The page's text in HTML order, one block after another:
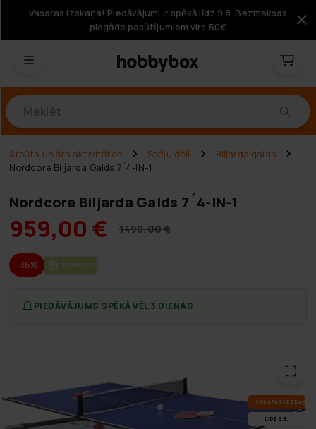
Vasaras izskaņa! Piedāvājumi ir spēkā līdz 9.8. Bezmaksas
piegāde pasūtījumiem virs 50€
Atpūta un āra aktivitātes Spēļu dēļi
Biljarda galds
Nordcore Biljarda Galds 7´4-IN-1
Nordcore Biljarda Galds 7´4-IN-1
959,00 € 1499,00 €
-36% BEZ­MAK­SAS PIE­GĀ­DE
PIEDĀVĀJUMS SPĒKĀ VĒL 3 DIENAS
VA­SA­RAS IZ­SKA­ŅA
LĪDZ 9.8.